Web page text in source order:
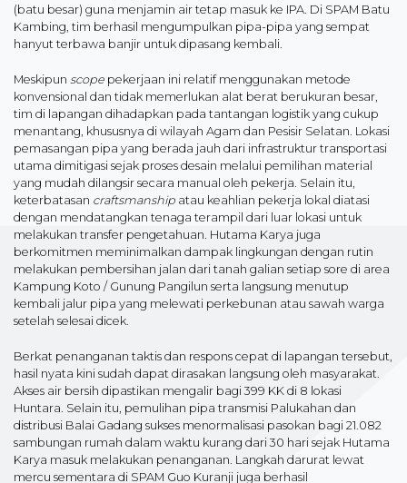
(batu besar) guna menjamin air tetap masuk ke IPA. Di SPAM Batu
Kambing, tim berhasil mengumpulkan pipa-pipa yang sempat
hanyut terbawa banjir untuk dipasang kembali.
Meskipun scope pekerjaan ini relatif menggunakan metode
konvensional dan tidak memerlukan alat berat berukuran besar,
tim di lapangan dihadapkan pada tantangan logistik yang cukup
menantang, khususnya di wilayah Agam dan Pesisir Selatan. Lokasi
pemasangan pipa yang berada jauh dari infrastruktur transportasi
utama dimitigasi sejak proses desain melalui pemilihan material
yang mudah dilangsir secara manual oleh pekerja. Selain itu,
keterbatasan craftsmanship atau keahlian pekerja lokal diatasi
dengan mendatangkan tenaga terampil dari luar lokasi untuk
melakukan transfer pengetahuan. Hutama Karya juga
berkomitmen meminimalkan dampak lingkungan dengan rutin
melakukan pembersihan jalan dari tanah galian setiap sore di area
Kampung Koto / Gunung Pangilun serta langsung menutup
kembali jalur pipa yang melewati perkebunan atau sawah warga
setelah selesai dicek.
Berkat penanganan taktis dan respons cepat di lapangan tersebut,
hasil nyata kini sudah dapat dirasakan langsung oleh masyarakat.
Akses air bersih dipastikan mengalir bagi 399 KK di 8 lokasi
Huntara. Selain itu, pemulihan pipa transmisi Palukahan dan
distribusi Balai Gadang sukses menormalisasi pasokan bagi 21.082
sambungan rumah dalam waktu kurang dari 30 hari sejak Hutama
Karya masuk melakukan penanganan. Langkah darurat lewat
mercu sementara di SPAM Guo Kuranji juga berhasil